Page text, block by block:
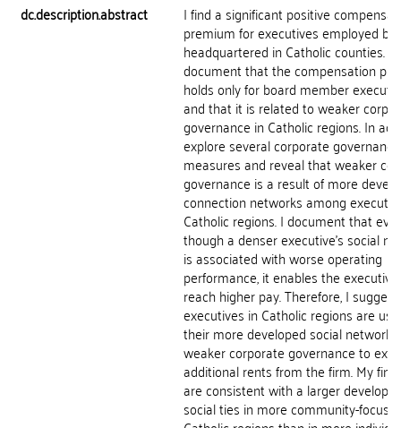
dc.description.abstract
I find a significant positive
premium for executives employed by
headquartered in Catholic counties. I
document that the compensation
holds only for board member
and that it is related to weaker
governance in Catholic regions. In
explore several corporate governance
measures and reveal that weaker
governance is a result of more
connection networks among
Catholic regions. I document that
though a denser executive's social
is associated with worse operating
performance, it enables the
reach higher pay. Therefore, I
executives in Catholic regions are
their more developed social
weaker corporate governance to
additional rents from the firm. My
are consistent with a larger
social ties in more community-